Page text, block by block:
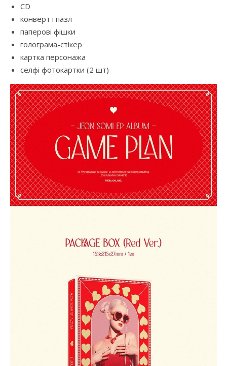
CD
конверт і пазл
паперові фішки
голограма-стікер
картка персонажа
селфі фотокартки (2 шт)